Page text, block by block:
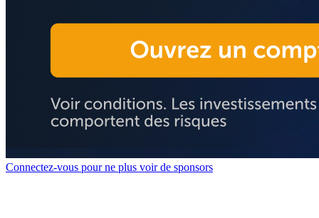
Connectez-vous pour ne plus voir de sponsors